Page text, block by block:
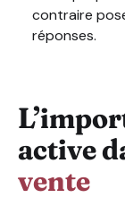
contraire
réponses.
active
vente